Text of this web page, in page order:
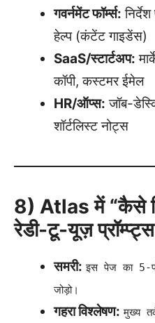
गवर्नमेंट फॉर्म्स:
हेल्प (कंटेंट गाइडेंस)
SaaS/स्टार्टअप:
कॉपी, कस्टमर ईमेल
HR/ऑप्स: जॉब-
शॉर्टलिस्ट नोट्स
8) Atlas में “कैसे
रेडी-टू-यूज़ प्रॉम्प्ट्स
समरी: इस पेज का 5-
जोड़ो।
गहरा विश्लेषण: मुख्य